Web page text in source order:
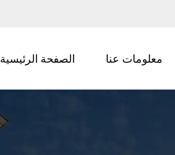
الصفحة الرئيسية معلومات عنا